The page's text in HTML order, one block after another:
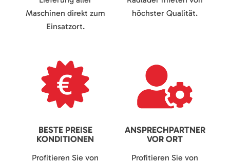
Maschinen direkt zum
Einsatzort.
höchster Qualität.
BESTE PREISE
KONDITIONEN
Profitieren Sie von
ANSPRECHPARTNER
VOR ORT
Profitieren Sie von